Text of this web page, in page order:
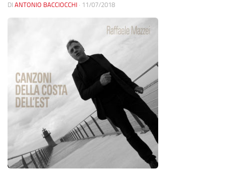
DI ANTONIO BACCIOCCHI · 11/07/2018